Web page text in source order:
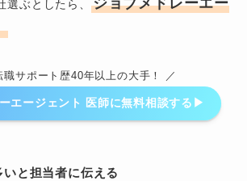
選ぶとしたら、
職サポート歴40年以上の大手！ ／
エージェント 医師に無料相談する▶︎
と担当者に伝える